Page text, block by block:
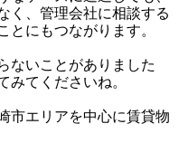
く、管理会社に相談する
とにもつながります。
ないことがありました
みてくださいね。
市エリアを中心に賃貸物